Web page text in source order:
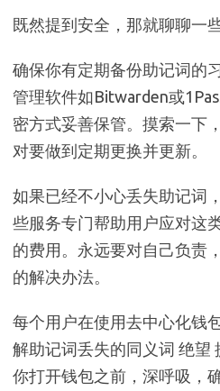
既然提到安全，那就聊聊一
确保你有定期备份助记词的
管理软件如Bitwarden或
密方式妥善保管。摸索一下
对要做到定期更换并更新。
如果已经不小心丢失助记词
些服务专门帮助用户应对这
的费用。永远要对自己负责
的解决办法。
每个用户在使用去中心化钱
解助记词丢失的同义词 绝望
你打开钱包之前，深呼吸，